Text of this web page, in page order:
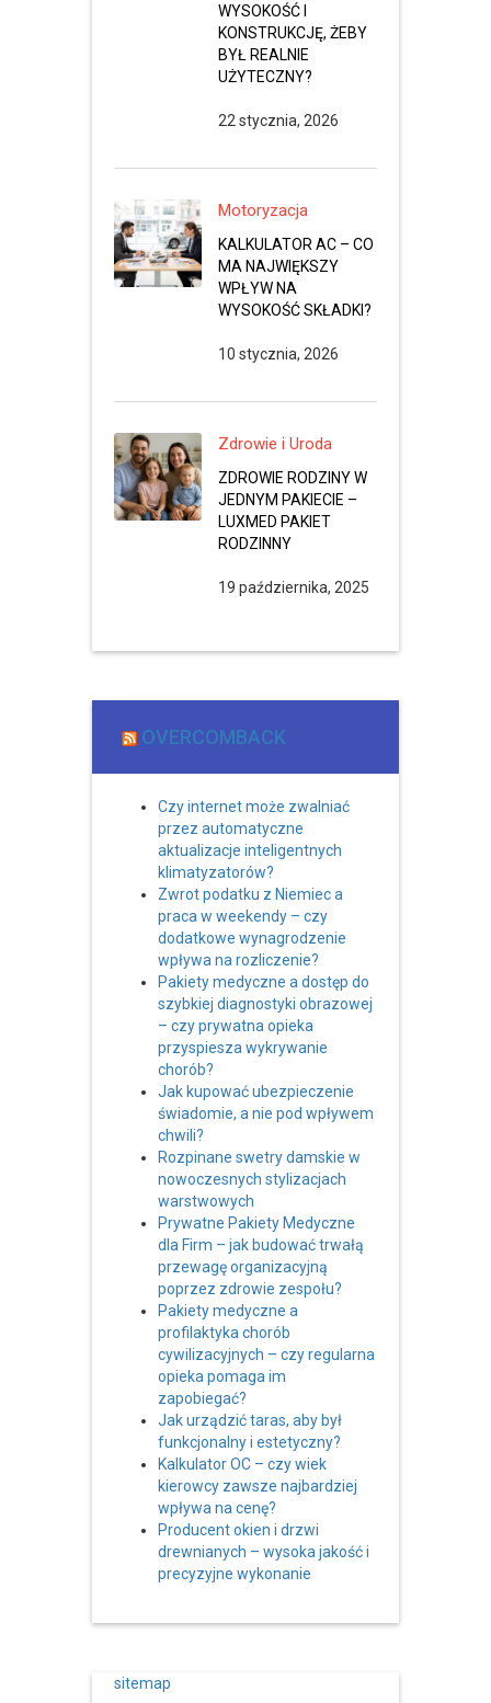
WYSOKOŚĆ I
KONSTRUKCJĘ, ŻEBY
BYŁ REALNIE
UŻYTECZNY?
22 stycznia, 2026
Motoryzacja
KALKULATOR AC – CO
MA NAJWIĘKSZY
WPŁYW NA
WYSOKOŚĆ SKŁADKI?
10 stycznia, 2026
Zdrowie i Uroda
ZDROWIE RODZINY W
JEDNYM PAKIECIE –
LUXMED PAKIET
RODZINNY
19 października, 2025
OVERCOMBACK
Czy internet może zwalniać
przez automatyczne
aktualizacje inteligentnych
klimatyzatorów?
Zwrot podatku z Niemiec a
praca w weekendy – czy
dodatkowe wynagrodzenie
wpływa na rozliczenie?
Pakiety medyczne a dostęp do
szybkiej diagnostyki obrazowej
– czy prywatna opieka
przyspiesza wykrywanie
chorób?
Jak kupować ubezpieczenie
świadomie, a nie pod wpływem
chwili?
Rozpinane swetry damskie w
nowoczesnych stylizacjach
warstwowych
Prywatne Pakiety Medyczne
dla Firm – jak budować trwałą
przewagę organizacyjną
poprzez zdrowie zespołu?
Pakiety medyczne a
profilaktyka chorób
cywilizacyjnych – czy regularna
opieka pomaga im
zapobiegać?
Jak urządzić taras, aby był
funkcjonalny i estetyczny?
Kalkulator OC – czy wiek
kierowcy zawsze najbardziej
wpływa na cenę?
Producent okien i drzwi
drewnianych – wysoka jakość i
precyzyjne wykonanie
sitemap